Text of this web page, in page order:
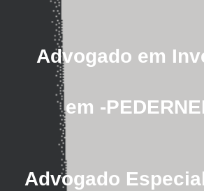
Advogado em
em -
Advogado